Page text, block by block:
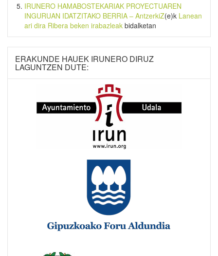
IRUNERO HAMABOSTEKARIAK PROYECTUAREN
INGURUAN IDATZITAKO BERRIA – AntzerkiZ(e)k Lanean
ari dira Ribera beken irabazleak bidalketan
ERAKUNDE HAUEK IRUNERO DIRUZ
LAGUNTZEN DUTE: